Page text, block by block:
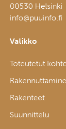
00530 Helsinki
info@puuinfo.fi
Valikko
Toteutetut
Rakenteet
Suunnittelu